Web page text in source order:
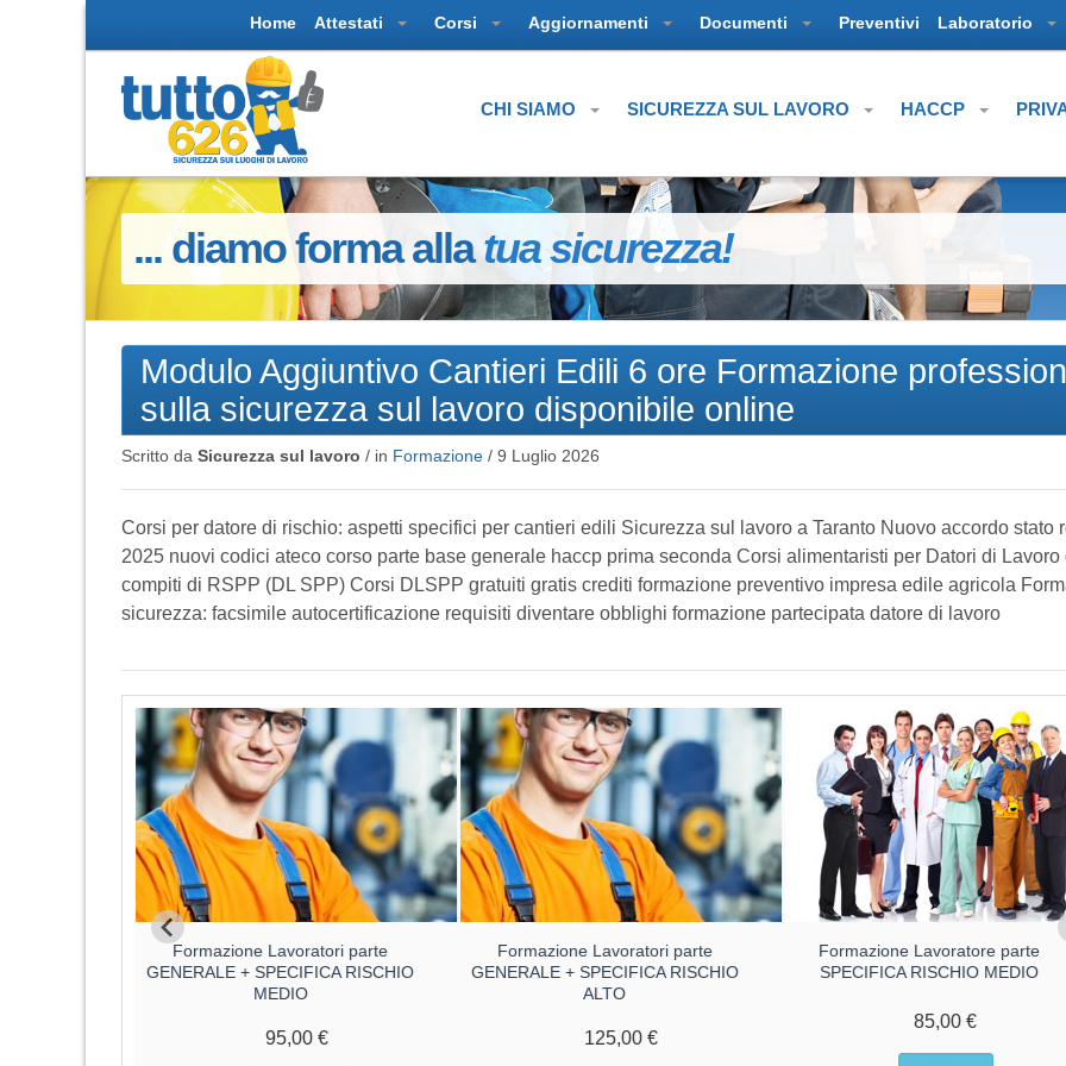
Home Attestati Corsi Aggiornamenti Documenti Preventivi Laboratorio
CHI SIAMO SICUREZZA SUL LAVORO HACCP
... diamo forma allatua sicurezza!
Modulo Aggiuntivo Cantieri Edili 6 ore Formazione
sulla sicurezza sul lavoro disponibile online
Scritto da Sicurezza sul lavoro / in Formazione / 9 Luglio 2026
Corsi per datore di rischio: aspetti specifici per cantieri edili Sicurezza sul lavoro a Taranto Nuovo accordo stato
2025 nuovi codici ateco corso parte base generale haccp prima seconda Corsi alimentaristi per Datori di Lavoro
compiti di RSPP (DL SPP) Corsi DLSPP gratuiti gratis crediti formazione preventivo impresa edile agricola
sicurezza: facsimile autocertificazione requisiti diventare obblighi formazione partecipata datore di lavoro
Formazione Lavoratori parte
GENERALE + SPECIFICA RISCHIO
MEDIO
95,00 €
Formazione Lavoratori parte
GENERALE + SPECIFICA RISCHIO
ALTO
125,00 €
Formazione Lavoratore parte
SPECIFICA RISCHIO MEDIO
85,00 €